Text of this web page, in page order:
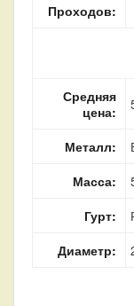
Проходов:
Средняя
цена:
Металл:
Масса:
Гурт:
Диаметр: